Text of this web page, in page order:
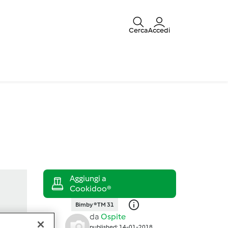
CercaAccedi
Bimby ® TM 31
da Ospite